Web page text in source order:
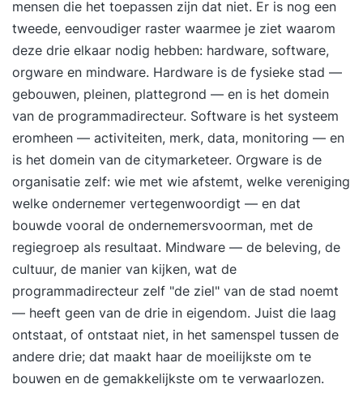
voortdurend schakelen tussen online meetings, e-
mails en berichten. In deze training leer je je
bewust te worden van jouw eigen communicatie,
ontdek je wat je belemmert én wat je helpt om je
boodschap authentiek over te brengen. Dit
gaat dieper dan een standaard cursus
gesprekstechnieken: dankzij interactieve
oefeningen en reflectie krijg je zicht op je
patronen en leer je praktische
communicatievaardigheden, die je direct kunt
toepassen. Denk hierbij aan effectief vragen
stellen, actief luisteren, duidelijk begrenzen en
overtuigend communiceren. Door diepgaande
inzichten te combineren met praktische
oefeningen, boek je niet alleen direct resultaat in
je werk, maar ervaar je ook meer rust en
zelfvertrouwen in je communicatie. Deze training
is voor jou als je effectiever en authentieker wil
mensen die het toepassen zijn dat niet. Er is nog een
tweede, eenvoudiger raster waarmee je ziet waarom
deze drie elkaar nodig hebben: hardware, software,
orgware en mindware. Hardware is de fysieke stad —
gebouwen, pleinen, plattegrond — en is het domein
van de programmadirecteur. Software is het systeem
eromheen — activiteiten, merk, data, monitoring — en
is het domein van de citymarketeer. Orgware is de
organisatie zelf: wie met wie afstemt, welke vereniging
welke ondernemer vertegenwoordigt — en dat
bouwde vooral de ondernemersvoorman, met de
regiegroep als resultaat. Mindware — de beleving, de
cultuur, de manier van kijken, wat de
programmadirecteur zelf "de ziel" van de stad noemt
— heeft geen van de drie in eigendom. Juist die laag
ontstaat, of ontstaat niet, in het samenspel tussen de
andere drie; dat maakt haar de moeilijkste om te
bouwen en de gemakkelijkste om te verwaarlozen.